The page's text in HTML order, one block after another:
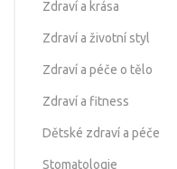
Zdraví a krása
Zdraví a životní styl
Zdraví a péče o tělo
Zdraví a fitness
Dětské zdraví a péče
Stomatologie